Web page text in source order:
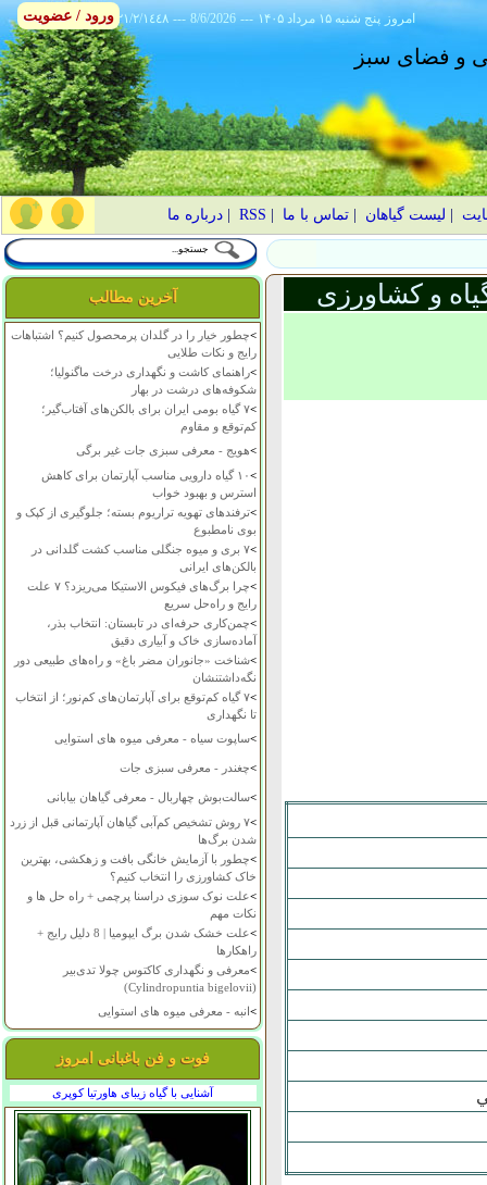
٢١/٢/١٤٤٨ --- 8/6/2026 --- ۱۴۰۵ پنج شنبه ۱۵ مرداد امروز
و فضای سبز
لیست گیاهان |تماس با ما RSS
|درباره ما
آخرین مطالب
>چطور خیار را در گلدان پرمحصول کنیم؟ اشتباهات
رایج و نکات طلایی
>راهنمای کاشت و نگهداری درخت ماگنولیا؛
شکوفه‌های درشت در بهار
>
۷ گیاه بومی ایران برای بالکن‌های آفتاب‌گیر؛
کم‌توقع و مقاوم
>هویج - معرفی سبزی جات غیر برگی
>
۱۰ گیاه دارویی مناسب آپارتمان برای کاهش
استرس و بهبود خواب
>ترفندهای تهویه تراریوم بسته؛ جلوگیری از کپک و
بوی نامطبوع
>
۷ بری و میوه جنگلی مناسب کشت گلدانی در
بالکن‌های ایرانی
>
چرا برگ‌های فیکوس الاستیکا می‌ریزد؟ ۷ علت
رایج و راه‌حل سریع
>چمن‌کاری حرفه‌ای در تابستان: انتخاب بذر،
آماده‌سازی خاک و آبیاری دقیق
>شناخت «جانوران مضر باغ» و راه‌های طبیعی دور
نگه‌داشتنشان
>
۷ گیاه کم‌توقع برای آپارتمان‌های کم‌نور؛ از انتخاب
تا نگهداری
>ساپوت سیاه - معرفی میوه های استوایی
>چغندر - معرفی سبزی جات
>سالت‌بوش چهاربال - معرفی گیاهان بیابانی
>
۷ روش تشخیص کم‌آبی گیاهان آپارتمانی قبل از زرد
شدن برگ‌ها
>چطور با آزمایش خانگی بافت و زهکشی، بهترین
خاک کشاورزی را انتخاب کنیم؟
>علت نوک سوزی دراسنا پرچمی + راه حل ها و
نکات مهم
>
علت خشک شدن برگ ایپومیا | 8 دلیل رایج +
راهکارها
>معرفی و نگهداری کاکتوس چولا تدی‌بیر
(Cylindropuntia bigelovii)
>انبه - معرفی میوه های استوایی
فوت و فن باغبانی امروز
آشنایی با گیاه زیبای هاورتیا کوپری
و کشاورزی
ورود / عضویت